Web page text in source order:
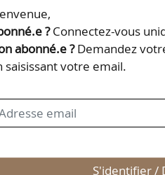
L’Espagne
»?Connectez-vous
abonné.e ?Demandez
saisissant votre email.
S'identifier /